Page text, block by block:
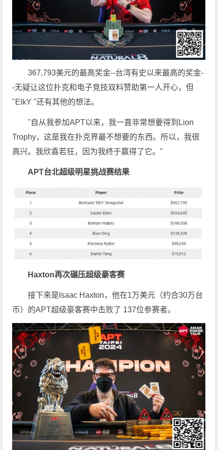
367,793美元的最高奖金--台湾有史以来最高的奖金-
-无疑让这位扑克和电子竞技双料赞助第一人开心，但
"ElkY "还有其他的想法。
"自从我参加APT以来，我一直非常想要得到Lion
Trophy，这是我在扑克界最不想要的东西。所以，我很
高兴。我欣喜若狂，因为我终于赢得了它。"
APT台北超级明星挑战赛结果
Haxton再次碾压超级豪客赛
接下来是Isaac Haxton，他在1万美元（约合30万台
币）的APT超级豪客赛中击败了 137位参赛者。